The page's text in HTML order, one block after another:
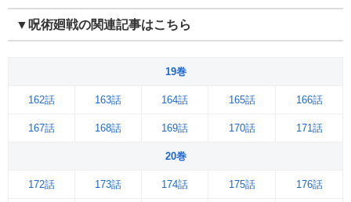
▼呪術廻戦の関連記事はこちら
19巻
162話 163話 164話 165話 166話
167話 168話 169話 170話 171話
20巻
172話 173話 174話 175話 176話